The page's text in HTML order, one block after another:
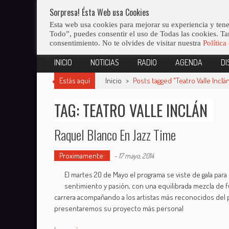
content
LO ÚLTIMO Abiertas Las Inscripciones Para La
INICIO NOTICIAS RADIO AGENDA
Estás aquí Inicio > Posts tagged "Teatro Valle
TAG: TEATRO VALLE INCLÁN
Raquel Blanco En Jazz Time
Proximamente: - 17 mayo, 2014
El martes 20 de Mayo el programa se viste de gala
sentimiento y pasión, con una equilibrada mezcla
carrera acompañando a los artistas más reconocidos
presentaremos su proyecto más personal
Sorpresa! Ésta Web usa Cookies
Esta web usa cookies para mejorar su experiencia y
Todo”, puedes consentir el uso de Todas las cookies.
consentimiento. No te olvides de visitar nuestra Política